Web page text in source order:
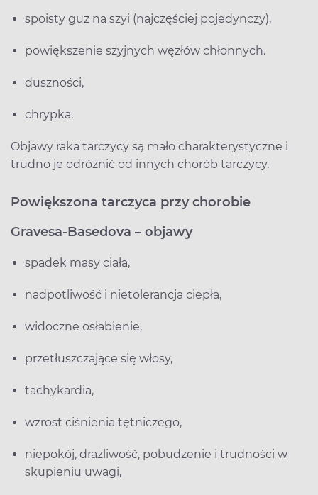
spoisty guz na szyi (najczęściej pojedynczy),
powiększenie szyjnych węzłów chłonnych.
duszności,
chrypka.
Objawy raka tarczycy są mało charakterystyczne i
trudno je odróżnić od innych chorób tarczycy.
Powiększona tarczyca przy chorobie
Gravesa-Basedova – objawy
spadek masy ciała,
nadpotliwość i nietolerancja ciepła,
widoczne osłabienie,
przetłuszczające się włosy,
tachykardia,
wzrost ciśnienia tętniczego,
niepokój, drażliwość, pobudzenie i trudności w
skupieniu uwagi,